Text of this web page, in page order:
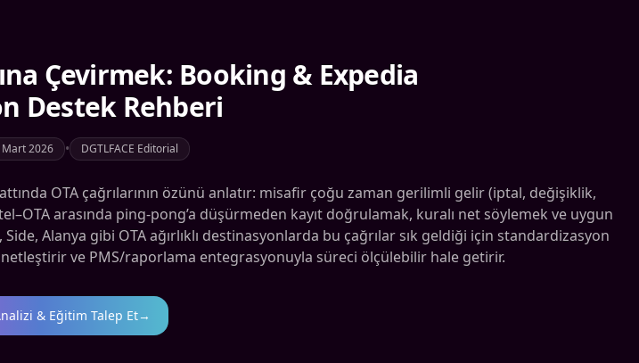
Çevirmek: Booking & Expedia
Destek Rehberi
2026 • DGTLFACE Editorial
OTA çağrılarının özünü anlatır: misafir çoğu zaman gerilimli gelir (iptal, değişiklik,
arasında ping-pong’a düşürmeden kayıt doğrulamak, kuralı net söylemek ve uygun
Alanya gibi OTA ağırlıklı destinasyonlarda bu çağrılar sık geldiği için standardizasyon
netleştirir ve PMS/raporlama entegrasyonuyla süreci ölçülebilir hale getirir.
& Eğitim Talep Et→